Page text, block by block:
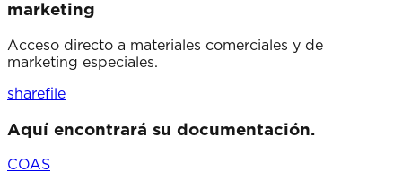
marketing
Acceso directo a materiales comerciales y de
marketing especiales.
sharefile
Aquí encontrará su documentación.
COAS